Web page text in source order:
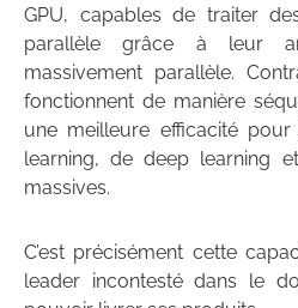
GPU, capables de traiter
parallèle grâce à leur
massivement parallèle.
fonctionnent de manière
une meilleure efficacité
learning, de deep learning
massives.
C’est précisément cette
leader incontesté dans le